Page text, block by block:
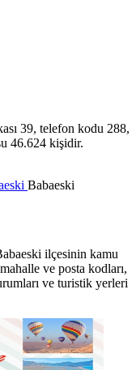
39, telefon kodu 288,
46.624 kişidir.
Babaeski
ilçesinin kamu
ve posta kodları,
ve turistik yerleri